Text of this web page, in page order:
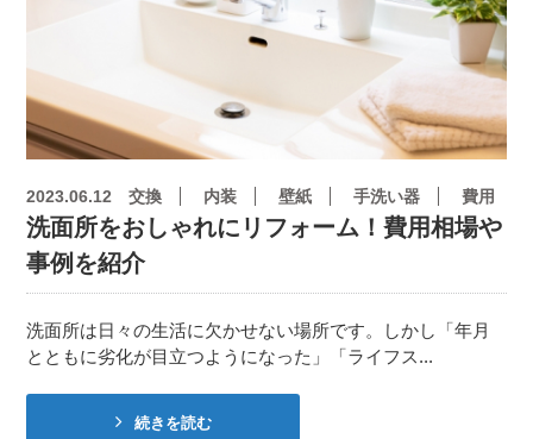
2023.06.12 交換 内装 壁紙 手洗い器 費用
洗面所をおしゃれにリフォーム！費用相場や
事例を紹介
洗面所は日々の生活に欠かせない場所です。しかし「年月
とともに劣化が目立つようになった」「ライフス...
続きを読む